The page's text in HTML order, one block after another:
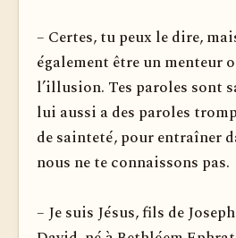
– Certes, tu peux le dire,
également être un menteur
l’illusion. Tes paroles sont
lui aussi a des paroles
de sainteté, pour entraîner
nous ne te connaissons pas.
– Je suis Jésus, fils de